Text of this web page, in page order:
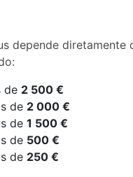
depende diretamente
de 2 500 €
de 2 000 €
de 1 500 €
de 500 €
de 250 €